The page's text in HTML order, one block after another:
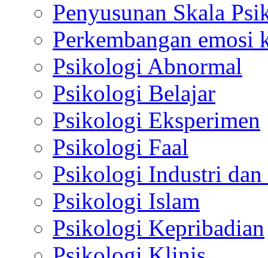
Penyusunan Skala
Perkembangan emosi
Psikologi Abnormal
Psikologi Belajar
Psikologi Eksperimen
Psikologi Faal
Psikologi Industri dan
Psikologi Islam
Psikologi Kepribadian